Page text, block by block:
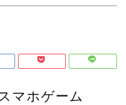
マホゲーム